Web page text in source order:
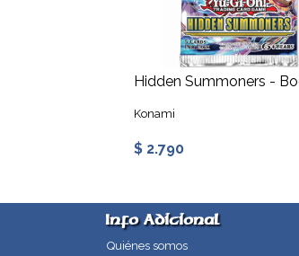
Hidden Summoners -
Konami
$ 2.790
Info Adicional
Quiénes somos